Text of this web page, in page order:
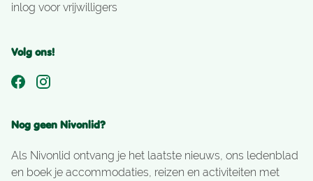
inlog voor vrijwilligers
Volg ons!
Nog geen Nivonlid?
Als Nivonlid ontvang je het laatste nieuws, ons ledenblad
en boek je accommodaties, reizen en activiteiten met